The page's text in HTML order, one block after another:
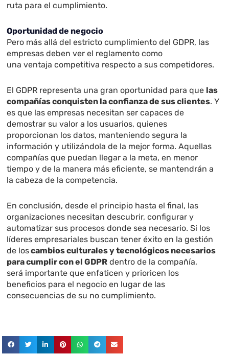
ruta para el cumplimiento.
Oportunidad de negocio
Pero más allá del estricto cumplimiento del GDPR, las
empresas deben ver el reglamento como
una ventaja competitiva respecto a sus competidores.
El GDPR representa una gran oportunidad para que las
compañías conquisten la confianza de sus clientes. Y
es que las empresas necesitan ser capaces de
demostrar su valor a los usuarios, quienes
proporcionan los datos, manteniendo segura la
información y utilizándola de la mejor forma. Aquellas
compañías que puedan llegar a la meta, en menor
tiempo y de la manera más eficiente, se mantendrán a
la cabeza de la competencia.
En conclusión, desde el principio hasta el final, las
organizaciones necesitan descubrir, configurar y
automatizar sus procesos donde sea necesario. Si los
líderes empresariales buscan tener éxito en la gestión
de loscambios culturales y tecnológicos necesarios
para cumplir con el GDPR dentro de la compañía,
será importante que enfaticen y prioricen los
beneficios para el negocio en lugar de las
consecuencias de su no cumplimiento.